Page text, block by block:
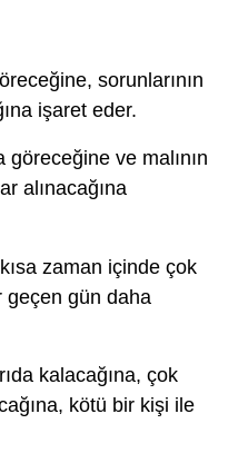
sorunlarının
işaret eder.
ve malının
alınacağına
zaman içinde çok
geçen gün daha
kalacağına, çok
kötü bir kişi ile